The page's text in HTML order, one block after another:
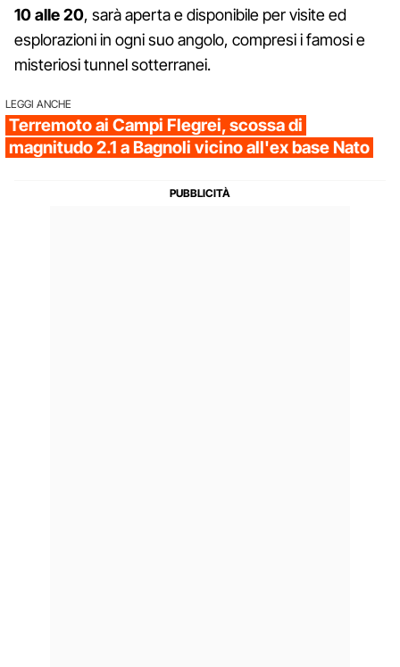
10 alle 20, sarà aperta e disponibile per visite ed
esplorazioni in ogni suo angolo, compresi i famosi e
misteriosi tunnel sotterranei.
LEGGI ANCHE
Terremoto ai Campi Flegrei, scossa di
magnitudo 2.1 a Bagnoli vicino all'ex base Nato